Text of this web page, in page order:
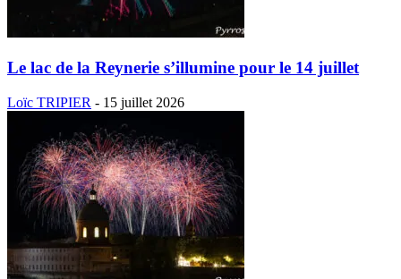
Le lac de la Reynerie s’illumine pour le 14 juillet
Loïc TRIPIER - 15 juillet 2026